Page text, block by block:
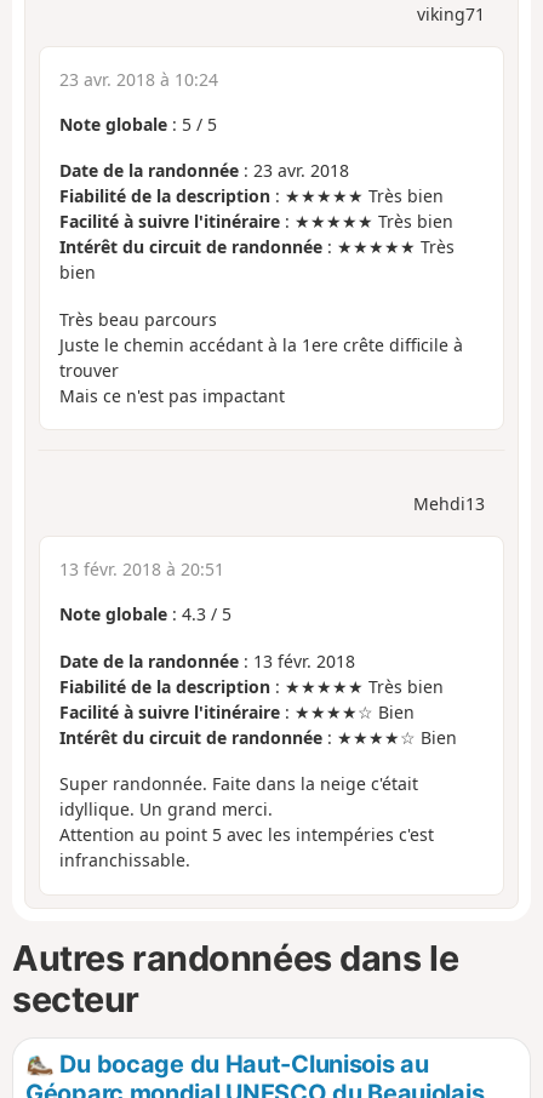
viking71
23 avr. 2018 à 10:24
Note globale : 5 / 5
Date de la randonnée : 23 avr. 2018
Fiabilité de la description : ★★★★★ Très bien
Facilité à suivre l'itinéraire : ★★★★★ Très bien
Intérêt du circuit de randonnée : ★★★★★ Très
bien
Très beau parcours
Juste le chemin accédant à la 1ere crête difficile à
trouver
Mais ce n'est pas impactant
Mehdi13
13 févr. 2018 à 20:51
Note globale : 4.3 / 5
Date de la randonnée : 13 févr. 2018
Fiabilité de la description : ★★★★★ Très bien
Facilité à suivre l'itinéraire : ★★★★☆ Bien
Intérêt du circuit de randonnée : ★★★★☆ Bien
Super randonnée. Faite dans la neige c'était
idyllique. Un grand merci.
Attention au point 5 avec les intempéries c'est
infranchissable.
Autres randonnées dans le
secteur
Du bocage du Haut-Clunisois au